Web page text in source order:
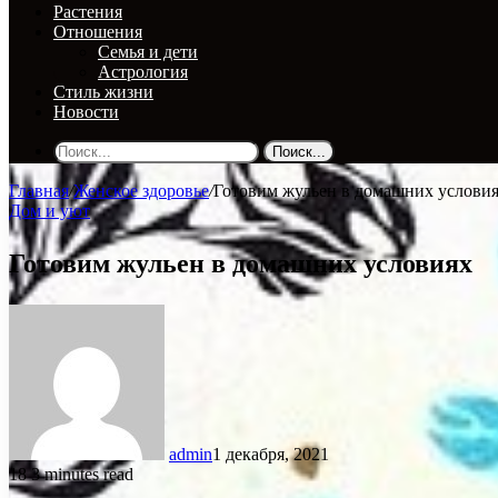
Растения
Отношения
Семья и дети
Астрология
Стиль жизни
Новости
Поиск...
Главная/Женское здоровье/Готовим жульен в домашних
Дом и уют
Готовим жульен в домашних условиях
admin1 декабря, 2021
183 minutes read